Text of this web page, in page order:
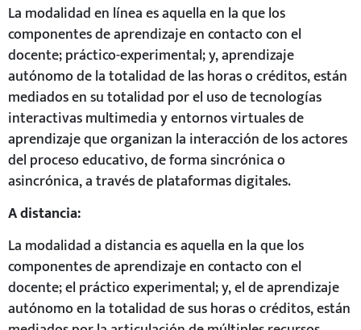
La modalidad en línea es aquella en la que los
componentes de aprendizaje en contacto con el
docente; práctico-experimental; y, aprendizaje
autónomo de la totalidad de las horas o créditos, están
mediados en su totalidad por el uso de tecnologías
interactivas multimedia y entornos virtuales de
aprendizaje que organizan la interacción de los actores
del proceso educativo, de forma sincrónica o
asincrónica, a través de plataformas digitales.
A distancia:
La modalidad a distancia es aquella en la que los
componentes de aprendizaje en contacto con el
docente; el práctico experimental; y, el de aprendizaje
autónomo en la totalidad de sus horas o créditos, están